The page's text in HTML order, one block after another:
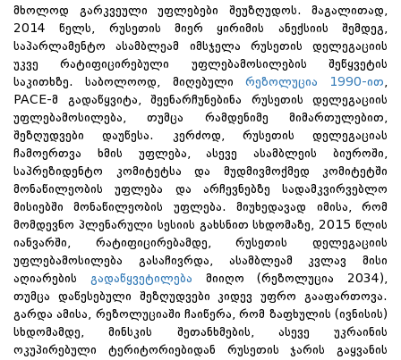
მხოლოდ გარკვეული უფლებები შეუზღუდოს. მაგალითად,
2014 წელს, რუსეთის მიერ ყირიმის ანექსიის შემდეგ,
საპარლამენტო ასამბლეამ იმსჯელა რუსეთის დელეგაციის
უკვე რატიფიცირებული უფლებამოსილების შეწყვეტის
საკითხზე. საბოლოოდ, მიღებული რეზოლუცია 1990-ით
PACE-მ გადაწყვიტა, შეენარჩუნებინა რუსეთის დელეგაციის
უფლებამოსილება, თუმცა რამდენიმე მიმართულებით,
შეზღუდვები დაუწესა. კერძოდ, რუსეთის დელეგაციას
ჩამოერთვა ხმის უფლება, ასევე ასამბლეის ბიუროში,
საპრეზიდენტო კომიტეტსა და მუდმივმოქმედ კომიტეტში
მონაწილეობის უფლება და არჩევნებზე სადამკვირვებლო
მისიებში მონაწილეობის უფლება. მიუხედავად იმისა, რომ
მომდევნო პლენარული სესიის გახსნით სხდომაზე, 2015 წლის
იანვარში, რატიფიცირებამდე, რუსეთის დელეგაციის
უფლებამოსილება გასაჩივრდა, ასამბლეამ კვლავ მისი
აღიარების გადაწყვეტილება მიიღო (რეზოლუცია 2034),
თუმცა დაწესებული შეზღუდვები კიდევ უფრო გააფართოვა.
გარდა ამისა, რეზოლუციაში ჩაიწერა, რომ ზაფხულის (ივნისის)
სხდომამდე, მინსკის შეთანხმების, ასევე უკრაინის
ოკუპირებული ტერიტორიებიდან რუსეთის ჯარის გაყვანის